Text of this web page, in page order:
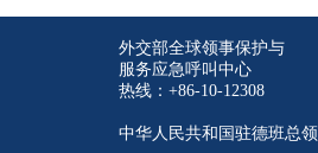
外交部全球领事保护与
服务应急呼叫中心
热线：+86-10-12308
中华人民共和国驻德班总